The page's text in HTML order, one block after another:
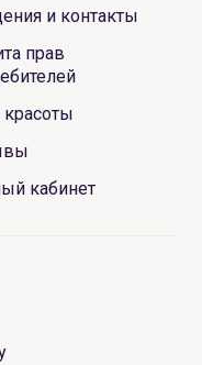
и контакты
прав
красоты
кабинет